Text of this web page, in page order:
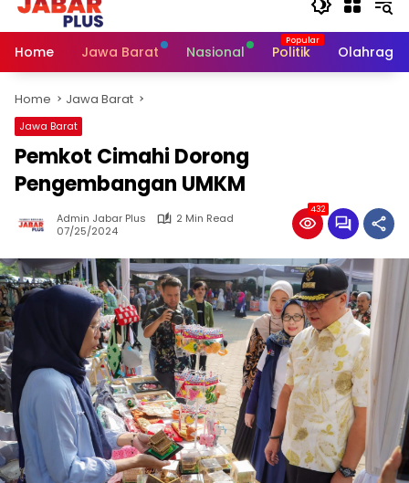
Home
Jawa Barat Nasional Politik Olahraga
Home Jawa Barat
Jawa Barat
Pemkot Cimahi Dorong
Pengembangan UMKM
Admin Jabar Plus
2 Min Read
07/25/2024
432